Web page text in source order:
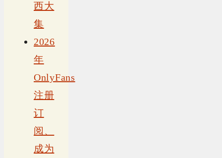
西大
集
2026
年
OnlyFans
注册
订
阅、
成为